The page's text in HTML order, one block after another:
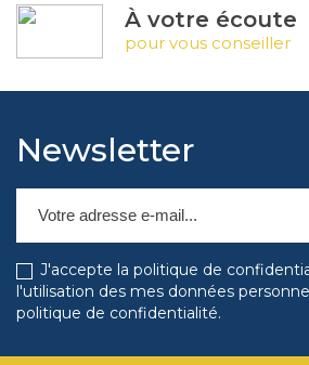
À votre écoute
pour vous conseiller
Newsletter
J'accepte la politique de
l'utilisation des mes données
politique de confidentialité.